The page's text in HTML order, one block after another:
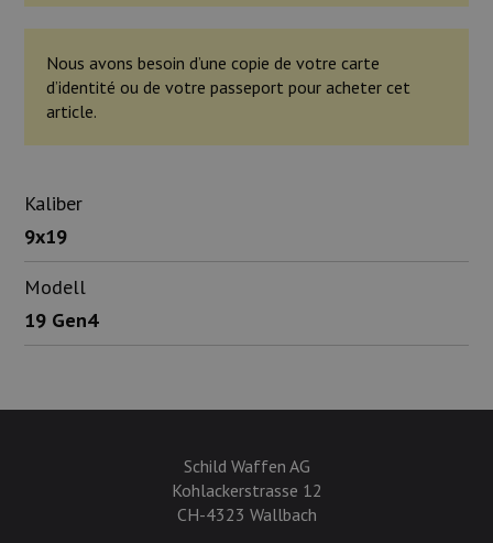
Nous avons besoin d’une copie de votre carte
d’identité ou de votre passeport pour acheter cet
article.
Kaliber
9x19
Modell
19 Gen4
Schild Waffen AG
Kohlackerstrasse 12
CH-4323 Wallbach